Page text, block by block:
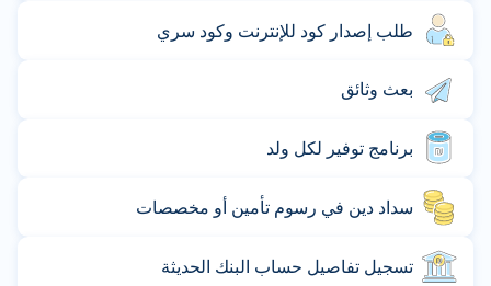
طلب إصدار كود للإنترنت وكود سري
بعث وثائق
برنامج توفير لكل ولد
سداد دين في رسوم تأمين أو مخصصات
تسجيل تفاصيل حساب البنك الحديثة